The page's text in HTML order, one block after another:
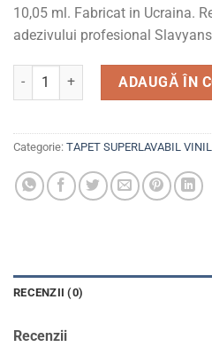
10,05 ml. Fabricat in Ucraina.
adezivului profesional
Cantitate Tapet superlavabil,
ADAUGĂ ÎN
Categorie: TAPET SUPERLAVABIL
RECENZII (0)
Recenzii